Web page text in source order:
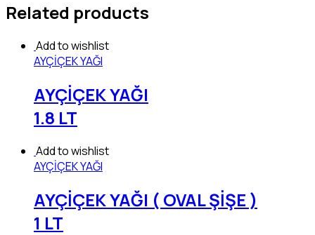
Related products
Add to wishlist
AYÇİÇEK YAĞI
AYÇİÇEK YAĞI
1.8 LT
Add to wishlist
AYÇİÇEK YAĞI
AYÇİÇEK YAĞI ( OVAL ŞİŞE )
1 LT